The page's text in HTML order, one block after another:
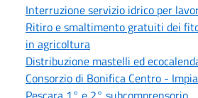
Interruzione servizio idrico per
Ritiro e smaltimento gratuiti dei
in agricoltura
Distribuzione mastelli ed
Consorzio di Bonifica Centro -